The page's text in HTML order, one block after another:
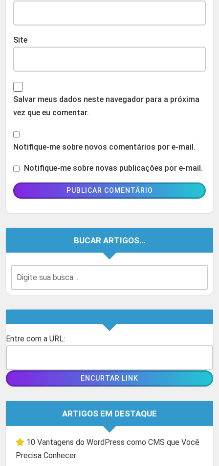
Site
Salvar meus dados neste navegador para a próxima
vez que eu comentar.
Notifique-me sobre novos comentários por e-mail.
Notifique-me sobre novas publicações por e-mail.
BUCAR ARTIGOS…
Entre com a URL:
ARTIGOS EM DESTAQUE
10 Vantagens do WordPress como CMS que Você
Precisa Conhecer